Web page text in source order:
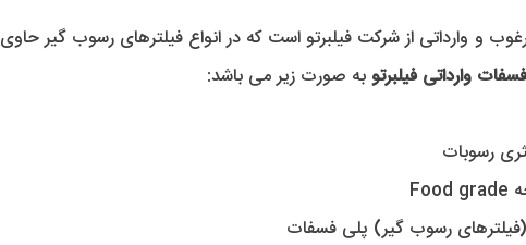
و وارداتی از شرکت فیلبرتو است که در انواع فیلترهای رسوب گیر حاوی
وارداتی فیلبرتو به صورت زیر می باشد: